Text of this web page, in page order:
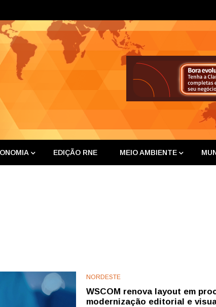
EDIÇÃO RNE MEIO AMBIENTE
NORDESTE
WSCOM renova layout em
modernização editorial e